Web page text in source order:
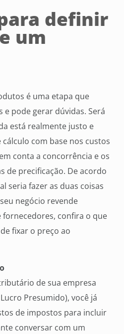
definir
um
é uma etapa que
e pode gerar dúvidas. Será
está realmente justo e
cálculo com base nos custos
conta a concorrência e os
de precificação. De acordo
seria fazer as duas coisas
negócio revende
confira o que
fixar o preço ao
de sua empresa
Presumido), você já
de impostos para incluir
conversar com um